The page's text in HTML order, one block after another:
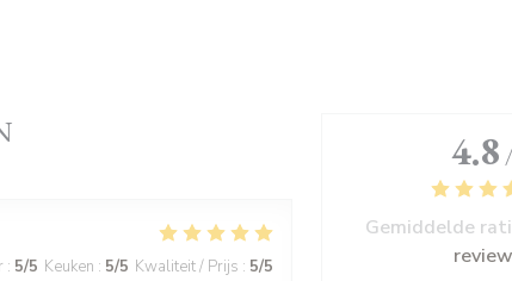
: 5/5 Keuken : 5/5 Kwaliteit / Prijs : 5/5
4.8
Gemiddelde